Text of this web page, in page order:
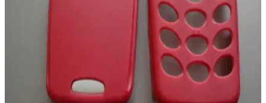
Samsung B310 ve B310 Dual Sim modellerinin özellikleri, kullanıcı
yorumları ve karşılaştırmasıyla, ihtiyaçlarınıza en uygun tuşlu
telefonu seçmenize yardımcı oluyoruz.
Apple iPhone 13 Pro ve iPhone 15 Pro
Karşılaştırması Hangi Model Daha Uygun